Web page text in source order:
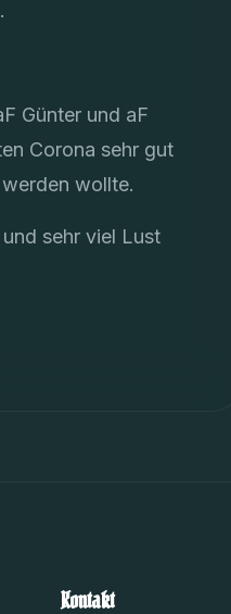
Günter und aF
Corona sehr gut
wollte.
sehr viel Lust
Kontakt